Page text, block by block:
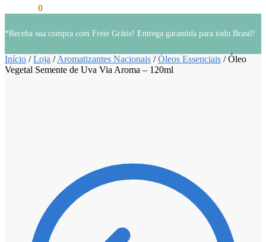
0
*Receba sua compra com Frete Grátis! Entrega garantida para todo Brasil!
Início /Loja /Aromatizantes Nacionais /Óleos Essenciais /Óleo
Vegetal Semente de Uva Via Aroma – 120ml